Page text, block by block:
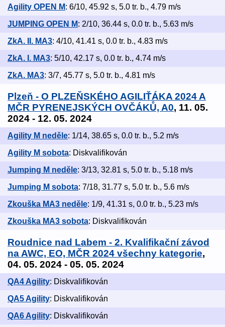
Agility OPEN M: 6/10, 45.92 s, 5.0 tr. b., 4.79 m/s
JUMPING OPEN M: 2/10, 36.44 s, 0.0 tr. b., 5.63 m/s
ZkA. II. MA3: 4/10, 41.41 s, 0.0 tr. b., 4.83 m/s
ZkA. I. MA3: 5/10, 42.17 s, 0.0 tr. b., 4.74 m/s
ZkA. MA3: 3/7, 45.77 s, 5.0 tr. b., 4.81 m/s
Plzeň - O PLZEŇSKÉHO AGILIŤÁKA 2024 A
MČR PYRENEJSKÝCH OVČÁKŮ, A0, 11. 05.
2024 - 12. 05. 2024
Agility M neděle: 1/14, 38.65 s, 0.0 tr. b., 5.2 m/s
Agility M sobota: Diskvalifikován
Jumping M neděle: 3/13, 32.81 s, 5.0 tr. b., 5.18 m/s
Jumping M sobota: 7/18, 31.77 s, 5.0 tr. b., 5.6 m/s
Zkouška MA3 neděle: 1/9, 41.31 s, 0.0 tr. b., 5.23 m/s
Zkouška MA3 sobota: Diskvalifikován
Roudnice nad Labem - 2. Kvalifikační závod
na AWC, EO, MČR 2024 všechny kategorie,
04. 05. 2024 - 05. 05. 2024
QA4 Agility: Diskvalifikován
QA5 Agility: Diskvalifikován
QA6 Agility: Diskvalifikován